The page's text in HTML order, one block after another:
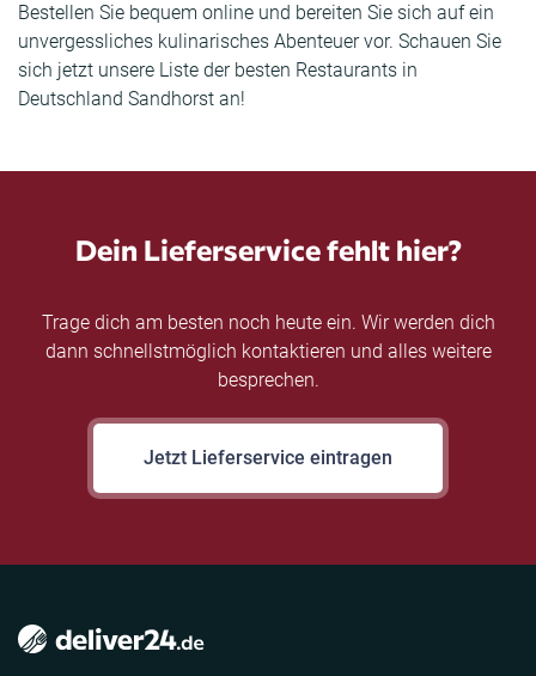
Bestellen Sie bequem online und bereiten Sie sich auf ein
unvergessliches kulinarisches Abenteuer vor. Schauen Sie
sich jetzt unsere Liste der besten Restaurants in
Deutschland Sandhorst an!
Dein Lieferservice fehlt hier?
Trage dich am besten noch heute ein. Wir werden dich
dann schnellstmöglich kontaktieren und alles weitere
besprechen.
Jetzt Lieferservice eintragen